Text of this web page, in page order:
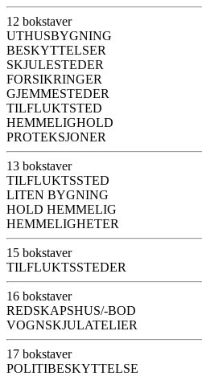
12 bokstaver
UTHUSBYGNING
BESKYTTELSER
SKJULESTEDER
FORSIKRINGER
GJEMMESTEDER
TILFLUKTSTED
HEMMELIGHOLD
PROTEKSJONER
13 bokstaver
TILFLUKTSSTED
LITEN BYGNING
HOLD HEMMELIG
HEMMELIGHETER
15 bokstaver
TILFLUKTSSTEDER
16 bokstaver
REDSKAPSHUS/-BOD
VOGNSKJULATELIER
17 bokstaver
POLITIBESKYTTELSE